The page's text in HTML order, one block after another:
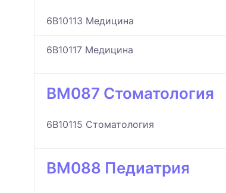
6B10113 Медицина
6B10117 Медицина
BM087 Стоматология
6B10115 Стоматология
BM088 Педиатрия